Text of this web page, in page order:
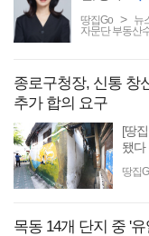
땅집Go > 뉴
자문단 부동산
종로구청장, 신통 창
추가 합의 요구
[땅
됐다
획)
땅집
목동 14개 단지 중 '